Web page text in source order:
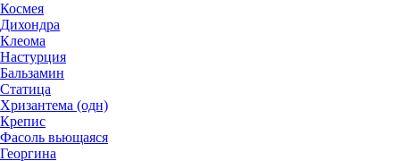
Космея
Дихондра
Клеома
Настурция
Бальзамин
Статица
Хризантема (одн)
Крепис
Фасоль вьющаяся
Георгина